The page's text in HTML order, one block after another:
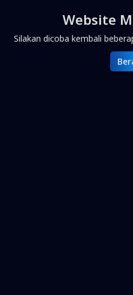
Website
Silakan dicoba kembali